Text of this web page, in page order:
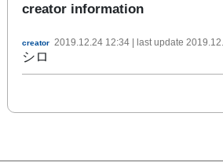
creator information
creator 2019.12.24 12:34 | last update
シロ